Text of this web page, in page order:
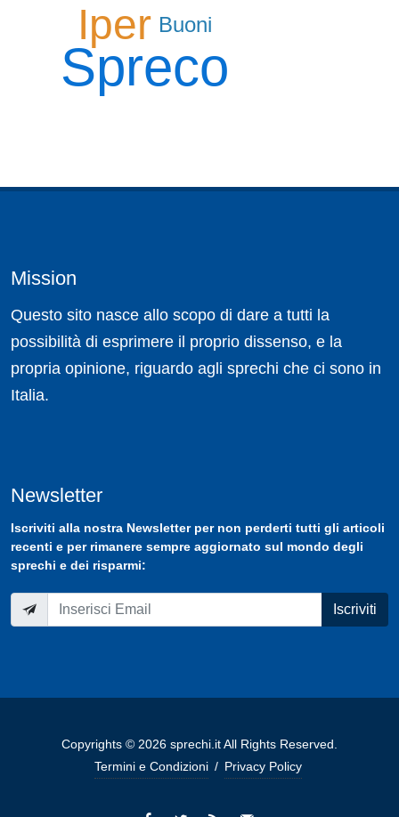
Iper Buoni
Spreco
Mission
Questo sito nasce allo scopo di dare a tutti la
possibilità di esprimere il proprio dissenso, e la
propria opinione, riguardo agli sprechi che ci sono in
Italia.
Newsletter
Iscriviti alla nostra Newsletterper non perderti tutti gli articoli
recenti e per rimanere sempre aggiornato sul mondo degli
sprechi e dei risparmi:
Iscriviti
Copyrights © 2026 sprechi.it All Rights Reserved.
Termini e Condizioni / Privacy Policy